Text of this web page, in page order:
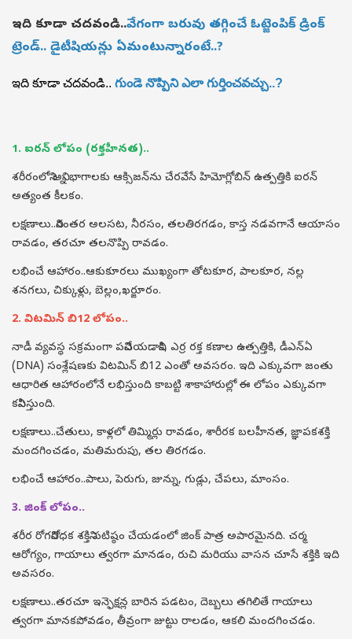
ఇది కూడా చదవండి..వేగంగా బరువు తగ్గించే ఓట్జెంపిక్ డ్రింక్
ట్రెండ్.. డైటీషియన్లు ఏమంటున్నారంటే..?
ఇది కూడా చదవండి.. గుండె నొప్పిని ఎలా గుర్తించవచ్చు..?
1. ఐరన్ లోపం (రక్తహీనత)..
శరీరంలోని అన్ని భాగాలకు ఆక్సిజన్‌ను చేరవేసే హిమోగ్లోబిన్ ఉత్పత్తికి ఐరన్
అత్యంత కీలకం.
లక్షణాలు..నిరంతర అలసట, నీరసం, తలతిరగడం, కాస్త నడవగానే ఆయాసం
రావడం, తరచూ తలనొప్పి రావడం.
లభించే ఆహారం..ఆకుకూరలు ముఖ్యంగా తోటకూర, పాలకూర, నల్ల
శనగలు, చిక్కుళ్లు, బెల్లం,ఖర్జూరం.
2. విటమిన్ బి12 లోపం..
నాడీ వ్యవస్థ సక్రమంగా పనిచేయడానికి, ఎర్ర రక్త కణాల ఉత్పత్తికి, డీఎన్ఏ
(DNA) సంశ్లేషణకు విటమిన్ బి12 ఎంతో అవసరం. ఇది ఎక్కువగా జంతు
ఆధారిత ఆహారంలోనే లభిస్తుంది కాబట్టి శాకాహారుల్లో ఈ లోపం ఎక్కువగా
కనిపిస్తుంది.
లక్షణాలు..చేతులు, కాళ్లలో తిమ్మిర్లు రావడం, శారీరక బలహీనత, జ్ఞాపకశక్తి
మందగించడం, మతిమరుపు, తల తిరగడం.
లభించే ఆహారం..పాలు, పెరుగు, జున్ను, గుడ్లు, చేపలు, మాంసం.
3. జింక్ లోపం..
శరీర రోగనిరోధక శక్తిని పటిష్ఠం చేయడంలో జింక్ పాత్ర అపారమైనది. చర్మ
ఆరోగ్యం, గాయాలు త్వరగా మానడం, రుచి మరియు వాసన చూసే శక్తికి ఇది
అవసరం.
లక్షణాలు..తరచూ ఇన్ఫెక్షన్ల బారిన పడటం, దెబ్బలు తగిలితే గాయాలు
త్వరగా మానకపోవడం, తీవ్రంగా జుట్టు రాలడం, ఆకలి మందగించడం.